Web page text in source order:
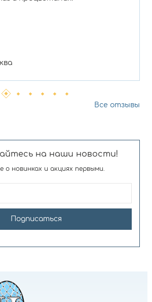
Все отзывы
на наши новости!
о новинках и акциях первыми.
Подписаться